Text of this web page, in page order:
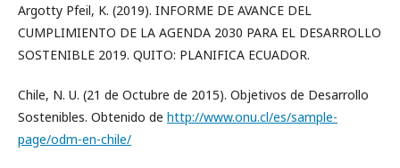
Argotty Pfeil, K. (2019). INFORME DE AVANCE DEL
CUMPLIMIENTO DE LA AGENDA 2030 PARA EL DESARROLLO
SOSTENIBLE 2019. QUITO: PLANIFICA ECUADOR.
Chile, N. U. (21 de Octubre de 2015). Objetivos de Desarrollo
Sostenibles. Obtenido de http://www.onu.cl/es/sample-
page/odm-en-chile/